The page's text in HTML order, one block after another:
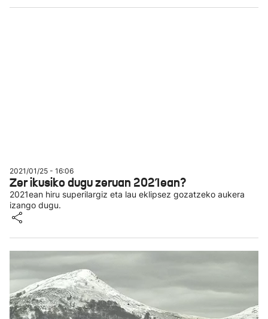
2021/01/25 - 16:06
Zer ikusiko dugu zeruan 2021ean?
2021ean hiru superilargiz eta lau eklipsez gozatzeko aukera
izango dugu.